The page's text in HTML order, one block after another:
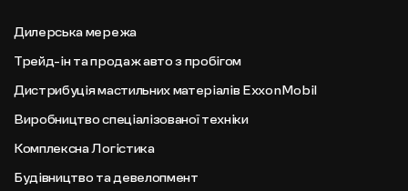
Дилерська мережа
Трейд-ін та продаж авто з пробігом
Дистрибуція мастильних матеріалів ExxonMobil
Виробництво спеціалізованої техніки
Комплексна Логістика
Будівництво та девелопмент